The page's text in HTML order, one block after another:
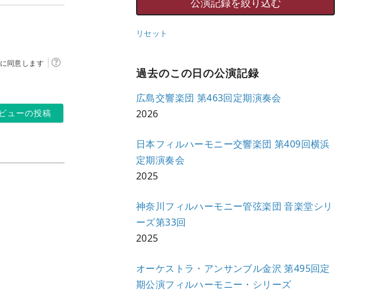
に同意します
リセット
過去のこの日の公演記録
広島交響楽団 第463回定期演奏会
2026
日本フィルハーモニー交響楽団 第409回横浜
定期演奏会
2025
神奈川フィルハーモニー管弦楽団 音楽堂シリ
ーズ第33回
2025
オーケストラ・アンサンブル金沢 第495回定
期公演フィルハーモニー・シリーズ